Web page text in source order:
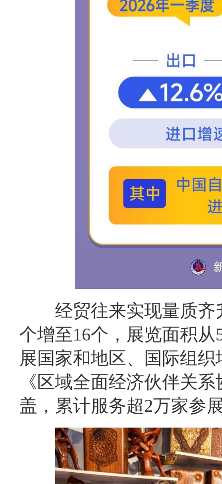
经贸往来实现量质
个增至16个，展览面积
展国家和地区、国际组
《区域全面经济伙伴关
盖，累计服务超2万家参